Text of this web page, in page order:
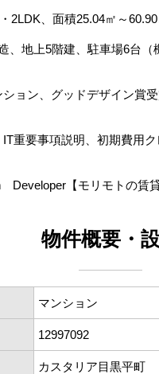
、面積25.04㎡～60.90
、地上5階建、駐車場6台（
ョン、グッドデザイン賞
重要事項説明、初期費用
【モリモトの賃
物件概要・
マンション
12997092
カスタリア目黒平町